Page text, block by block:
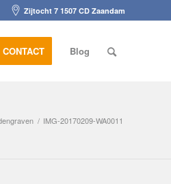
Zijtocht 7 1507 CD Zaandam
CONTACT Blog
/ IMG-20170209-WA0011